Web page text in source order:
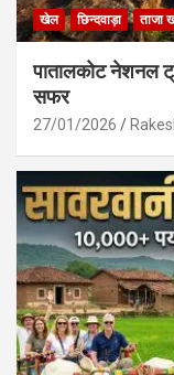
खेल छिन्दवाड़ा ताजा
पातालकोट नेशनल
सफर
27/01/2026